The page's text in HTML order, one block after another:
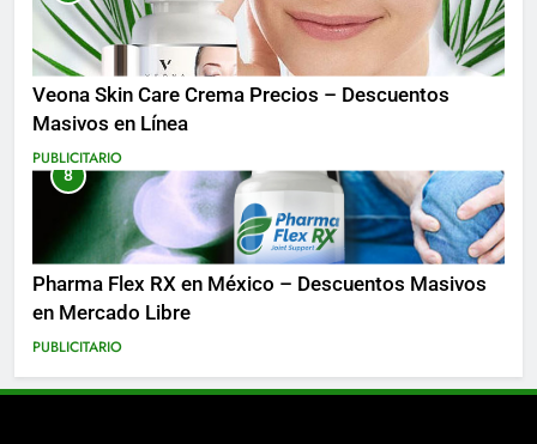
Veona Skin Care Crema Precios – Descuentos
Masivos en Línea
PUBLICITARIO
8
Pharma Flex RX en México – Descuentos Masivos
en Mercado Libre
PUBLICITARIO